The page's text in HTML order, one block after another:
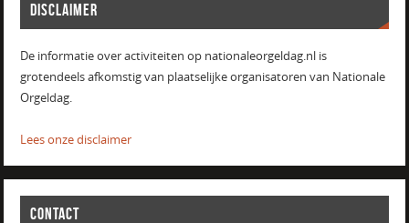
DISCLAIMER
De informatie over activiteiten op nationaleorgeldag.nl is
grotendeels afkomstig van plaatselijke organisatoren van Nationale
Orgeldag.
Lees onze disclaimer
CONTACT